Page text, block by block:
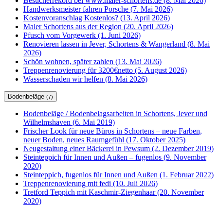
Handwerksmeister fahren Porsche (7. Mai 2026)
Kostenvoranschlag Kostenlos? (13. April 2026)
Maler Schortens aus der Region (20. April 2026)
Pfusch vom Vorgewerk (1. Juni 2026)
Renovieren lassen in Jever, Schortens & Wangerland (8. Mai
2026)
Schön wohnen, später zahlen (13. Mai 2026)
Treppenrenovierung für 3200€netto (5. August 2026)
Wasserschaden wir helfen (8. Mai 2026)
Bodenbeläge (7)
Bodenbeläge / Bodenbelagsarbeiten in Schortens, Jever und
Wilhelmshaven (6. Mai 2019)
Frischer Look für neue Büros in Schortens – neue Farben,
neuer Boden, neues Raumgefühl (17. Oktober 2025)
Neugestaltung einer Bäckerei in Pewsum (2. Dezember 2019)
Steinteppich für Innen und Außen – fugenlos (9. November
2020)
Steinteppich, fugenlos für Innen und Außen (1. Februar 2022)
Treppenrenovierung mit fedi (10. Juli 2026)
Tretford Teppich mit Kaschmir-Ziegenhaar (20. November
2020)